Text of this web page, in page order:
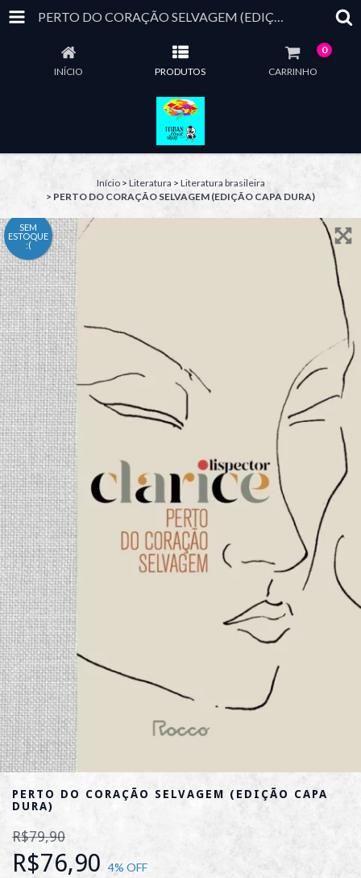
PERTO DO CORAÇÃO SELVAGEM (EDIÇÃO CAPA DURA)
INÍCIO PRODUTOS CARRINHO
0
Início > Literatura > Literatura brasileira
> PERTO DO CORAÇÃO SELVAGEM (EDIÇÃO CAPA DURA)
SEM
ESTOQUE
:(
PERTO DO CORAÇÃO SELVAGEM (EDIÇÃO CAPA
DURA)
R$79,90
R$76,90 4% OFF